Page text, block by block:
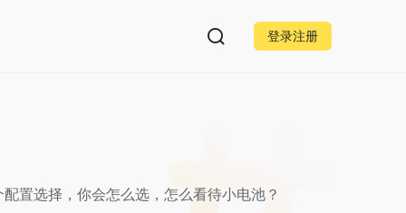
登录注册
置选择，你会怎么选，怎么看待小电池？